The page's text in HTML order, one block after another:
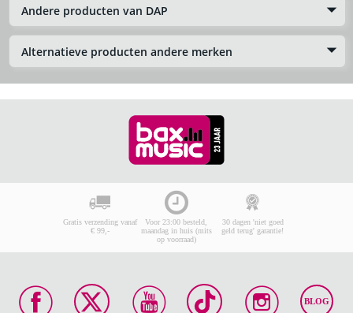
Andere producten van DAP
Alternatieve producten andere merken
Gratis verzending vanaf
€ 99,-
Voor 23:00 besteld,
maandag in huis (mits
op voorraad)
30 dagen 'niet goed
geld terug' garantie!
BLOG